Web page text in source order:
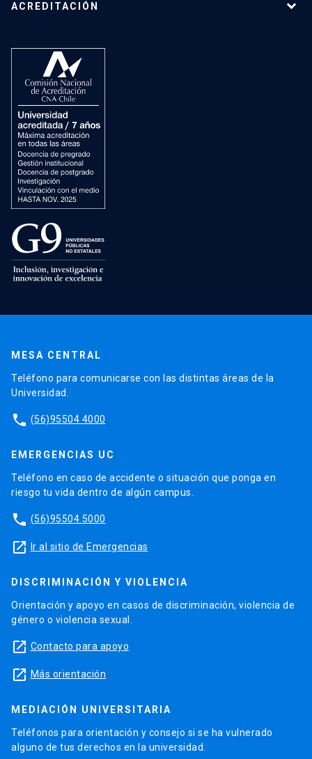
ACREDITACIÓN
MESA CENTRAL
Teléfono para comunicarse con las distintas áreas de la
Universidad.
phone (56)95504 4000
EMERGENCIAS UC
Teléfono en caso de accidente o situación que ponga en
riesgo tu vida dentro de algún campus.
phone (56)95504 5000
launch Ir al sitio de Emergencias
DISCRIMINACIÓN Y VIOLENCIA
Orientación y apoyo en casos de discriminación, violencia de
género o violencia sexual.
launch Contacto para apoyo
launch Más orientación
MEDIACIÓN UNIVERSITARIA
Teléfonos para orientación y consejo si se ha vulnerado
alguno de tus derechos en la universidad.